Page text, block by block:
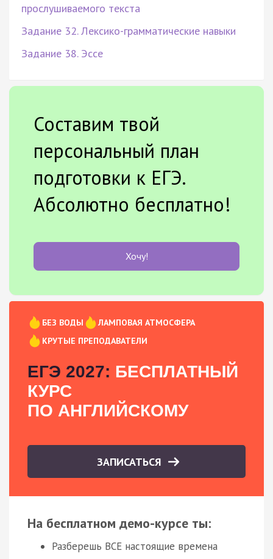
прослушиваемого текста
Задание 32. Лексико-грамматические навыки
Задание 38. Эссе
Составим твой
персональный план
подготовки к ЕГЭ.
Абсолютно бесплатно!
Хочу!
БЕЗ ВОДЫ
ЛАМПОВАЯ АТМОСФЕРА
КРУТЫЕ ПРЕПОДАВАТЕЛИ
ЕГЭ 2027: БЕСПЛАТНЫЙ
КУРС
ПО АНГЛИЙСКОМУ
ЗАПИСАТЬСЯ
На бесплатном демо-курсе ты:
Разберешь ВСЕ настоящие времена